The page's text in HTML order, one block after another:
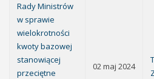
Rady Ministrów
w sprawie
wielokrotności
kwoty bazowej
stanowiącej
przeciętne
02 maj 2024